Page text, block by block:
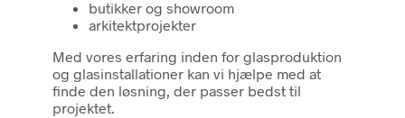
butikker og showroom
arkitektprojekter
Med vores erfaring inden for glasproduktion
og glasinstallationer kan vi hjælpe med at
finde den løsning, der passer bedst til
projektet.